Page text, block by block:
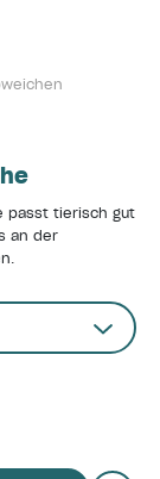
passt tierisch gut
an der